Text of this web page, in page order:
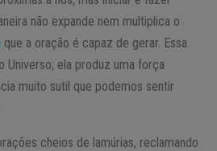
não expande nem multiplica o
que a oração é capaz de gerar. Essa
Universo; ela produz uma força
muito sutil que podemos sentir
cheios de lamúrias, reclamando